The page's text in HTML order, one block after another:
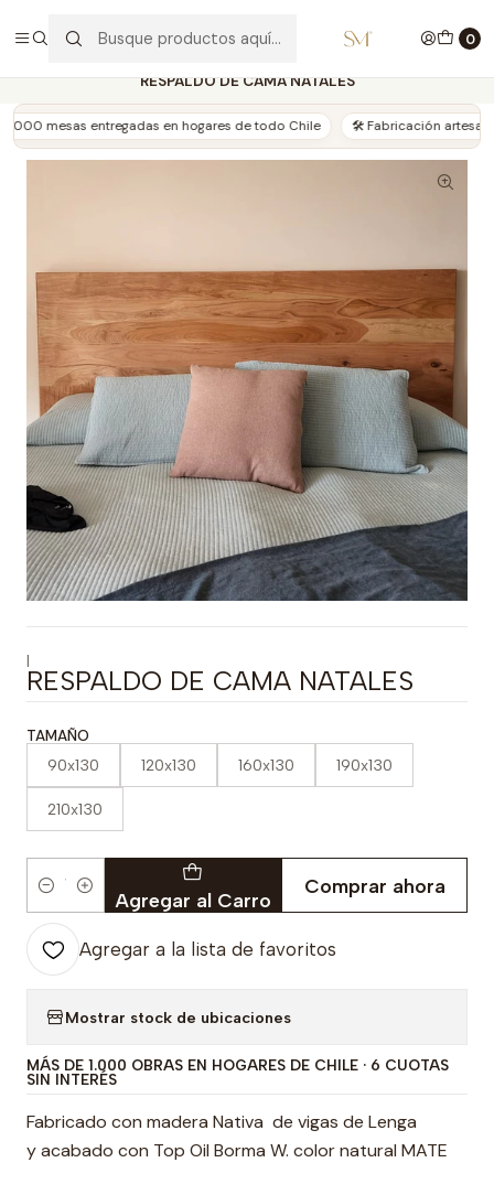
0
RESPALDO DE CAMA NATALES
mesas entregadas en hogares de todo Chile 🛠️ Fabricación artesanal en
|
RESPALDO DE CAMA NATALES
TAMAÑO
90x130 120x130 160x130 190x130
210x130
Cantidad Agregar al Carro
Comprar ahora
Agregar a la lista de favoritos
Mostrar stock de ubicaciones
MÁS DE 1.000 OBRAS EN HOGARES DE CHILE · 6 CUOTAS
SIN INTERÉS
Fabricado con madera Nativa de vigas de Lenga
y acabado con Top Oil Borma W. color natural MATE